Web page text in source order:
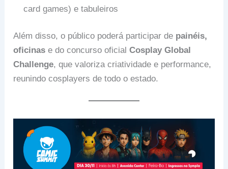
card games) e tabuleiros
Além disso, o público poderá participar de painéis,
oficinas e do concurso oficialCosplay Global
Challenge, que valoriza criatividade e performance,
reunindo cosplayers de todo o estado.